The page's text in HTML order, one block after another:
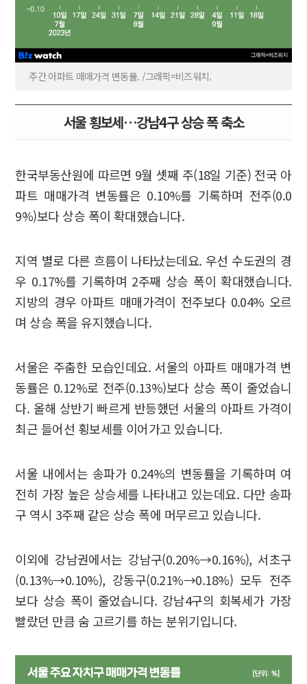
주간 아파트 매매가격 변동률. /그래픽=비즈워치.
서울 횡보세…강남4구 상승 폭 축소
한국부동산원에 따르면 9월 셋째 주(18일 기준) 전국 아
파트 매매가격 변동률은 0.10%를 기록하며 전주(0.0
9%)보다 상승 폭이 확대했습니다.
지역 별로 다른 흐름이 나타났는데요. 우선 수도권의 경
우 0.17%를 기록하며 2주째 상승 폭이 확대했습니다.
지방의 경우 아파트 매매가격이 전주보다 0.04% 오르
며 상승 폭을 유지했습니다.
서울은 주춤한 모습인데요. 서울의 아파트 매매가격 변
동률은 0.12%로 전주(0.13%)보다 상승 폭이 줄었습니
다. 올해 상반기 빠르게 반등했던 서울의 아파트 가격이
최근 들어선 횡보세를 이어가고 있습니다.
서울 내에서는 송파가 0.24%의 변동률을 기록하며 여
전히 가장 높은 상승세를 나타내고 있는데요. 다만 송파
구 역시 3주째 같은 상승 폭에 머무르고 있습니다.
이외에 강남권에서는 강남구(0.20%→0.16%), 서초구
(0.13%→0.10%), 강동구(0.21%→0.18%) 모두 전주
보다 상승 폭이 줄었습니다. 강남4구의 회복세가 가장
빨랐던 만큼 숨 고르기를 하는 분위기입니다.